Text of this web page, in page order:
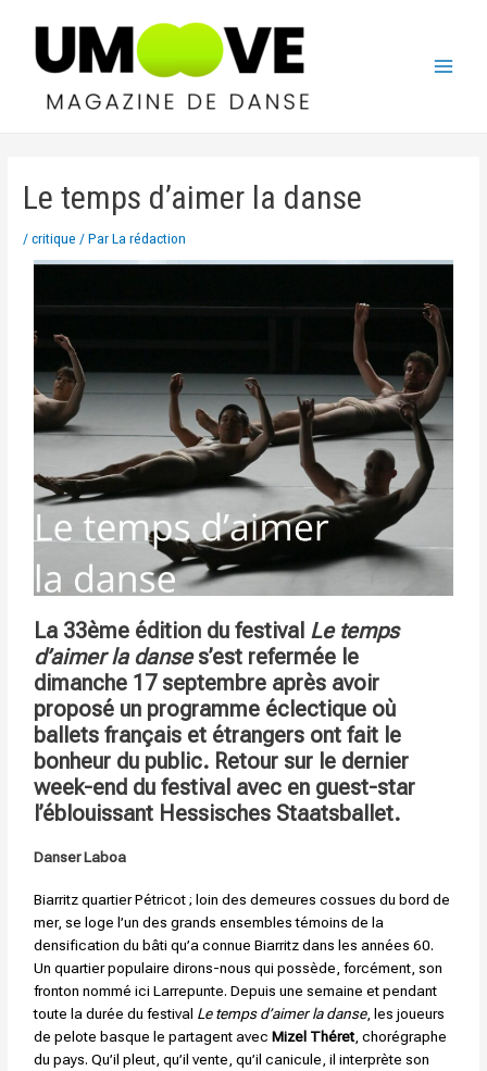
Le temps d’aimer la danse
/critique / ParLa rédaction
La 33ème édition du festival Le temps
d’aimer la danses’est refermée le
dimanche 17 septembre après avoir
proposé un programme éclectique où
ballets français et étrangers ont fait le
bonheur du public. Retour sur le dernier
week-end du festival avec en guest-star
l’éblouissant Hessisches Staatsballet.
Danser Laboa
Biarritz quartier Pétricot ; loin des demeures cossues du bord de
mer, se loge l’un des grands ensembles témoins de la
densification du bâti qu’a connue Biarritz dans les années 60.
Un quartier populaire dirons-nous qui possède, forcément, son
fronton nommé ici Larrepunte. Depuis une semaine et pendant
toute la durée du festival Le temps d’aimer la danse, les joueurs
de pelote basque le partagent avecMizel Théret, chorégraphe
du pays. Qu’il pleut, qu’il vente, qu’il canicule, il interprète son